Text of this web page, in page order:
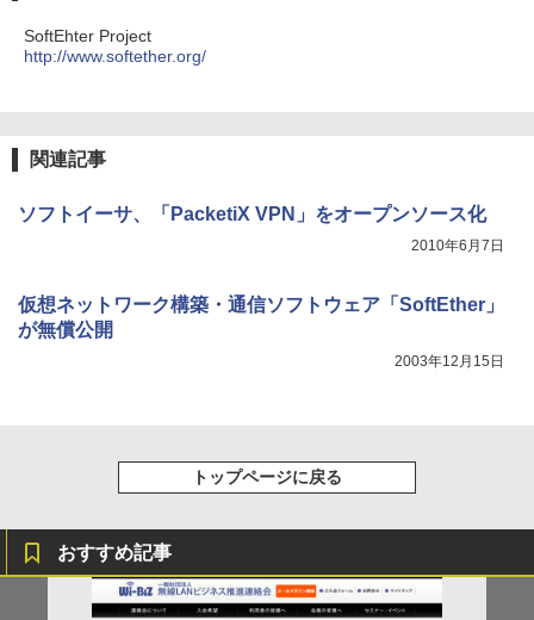
SoftEhter Project
http://www.softether.org/
関連記事
ソフトイーサ、「PacketiX VPN」をオープンソース化
2010年6月7日
仮想ネットワーク構築・通信ソフトウェア「SoftEther」
が無償公開
2003年12月15日
トップページに戻る
おすすめ記事